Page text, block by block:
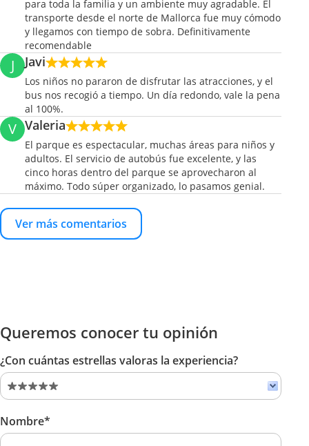
para toda la familia y un ambiente muy agradable. El
transporte desde el norte de Mallorca fue muy cómodo
y llegamos con tiempo de sobra. Definitivamente
recomendable
J Javi
Los niños no pararon de disfrutar las atracciones, y el
bus nos recogió a tiempo. Un día redondo, vale la pena
al 100%.
V Valeria
El parque es espectacular, muchas áreas para niños y
adultos. El servicio de autobús fue excelente, y las
cinco horas dentro del parque se aprovecharon al
máximo. Todo súper organizado, lo pasamos genial.
Ver más comentarios
Queremos conocer tu opinión
¿Con cuántas estrellas valoras la experiencia?
Nombre*